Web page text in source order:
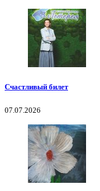
Счастливый билет
07.07.2026